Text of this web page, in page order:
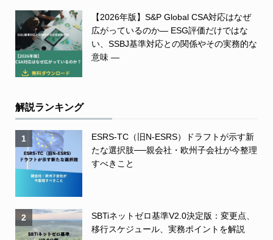
【2026年版】S&P Global CSA対応はなぜ
広がっているのか― ESG評価だけではな
い、SSBJ基準対応との関係やその実務的な
意味 ―
解説ランキング
1
ESRS-TC（旧N-ESRS）ドラフトが示す新
たな選択肢──親会社・欧州子会社が今整理
すべきこと
2
SBTiネットゼロ基準V2.0決定版：変更点、
移行スケジュール、実務ポイントを解説